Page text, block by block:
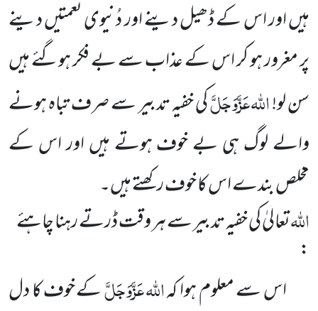
ہیں اور اس کے ڈھیل دینے اور دُنیوینعمتیں دینے
پر مغرور ہو کر اس کے عذاب سے بے فکر ہوگئے ہیں
سن لو!اللہعَزَّوَجَلَّکی خفیہ تدبیر سے صرف تباہ ہونے
والےلوگ ہی بے خوف ہوتے ہیں اور اس کے
مخلص بندے اس کا خوف رکھتے ہیں۔
اللہتعالیٰ کی خفیہ تدبیر سے ہر وقت ڈرتے رہنا چاہئے
:
اس سے معلوم ہوا کہاللہعَزَّوَجَلَّکے خوف کا دل